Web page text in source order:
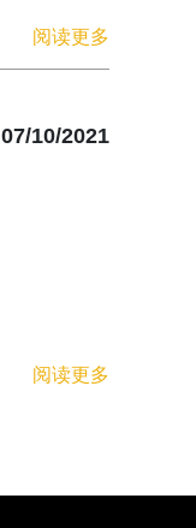
阅读更多
07/10/2021
阅读更多